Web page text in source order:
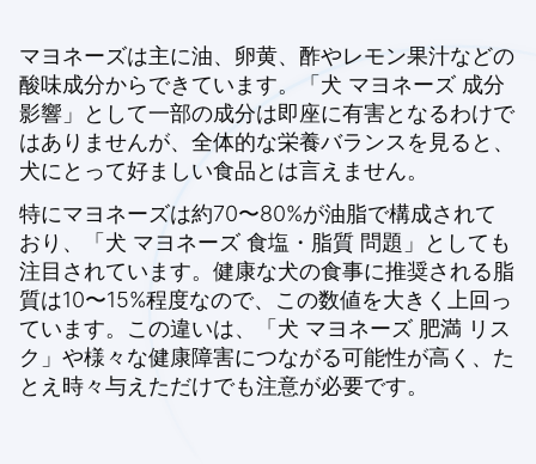
マヨネーズは主に油、卵黄、酢やレモン果汁などの
酸味成分からできています。「犬 マヨネーズ 成分
影響」として一部の成分は即座に有害となるわけで
はありませんが、全体的な栄養バランスを見ると、
犬にとって好ましい食品とは言えません。
特にマヨネーズは約70〜80%が油脂で構成されて
おり、「犬 マヨネーズ 食塩・脂質 問題」としても
注目されています。健康な犬の食事に推奨される脂
質は10〜15%程度なので、この数値を大きく上回っ
ています。この違いは、「犬 マヨネーズ 肥満 リス
ク」や様々な健康障害につながる可能性が高く、た
とえ時々与えただけでも注意が必要です。